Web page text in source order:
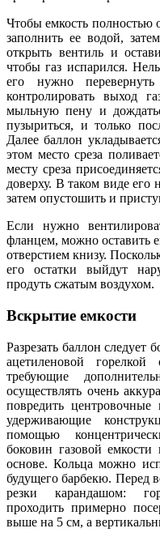
Чтобы емкость полностью
заполнить ее водой,
открыть вентиль и
чтобы газ испарился.
его нужно
контролировать выход
мыльную пену и
пузыриться, и только
Далее баллон
этом место среза
месту среза
доверху. В таком виде его
затем опустошить и
Если нужно
фланцем, можно оставить
отверстием книзу.
его остатки выйдут
продуть сжатым воздухом.
Вскрытие емкости
Разрезать баллон следует
ацетиленовой
требующие
осуществлять очень
повредить
удерживающие
помощью
боковин газовой
основе. Кольца можно
будущего барбекю. Перед
резки карандашом:
проходить примерно
выше на 5 см, а